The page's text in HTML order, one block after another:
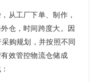
从工厂下单、制作，
仓，时间跨度大。因
购规划，并按照不同
效管控物流仓储成